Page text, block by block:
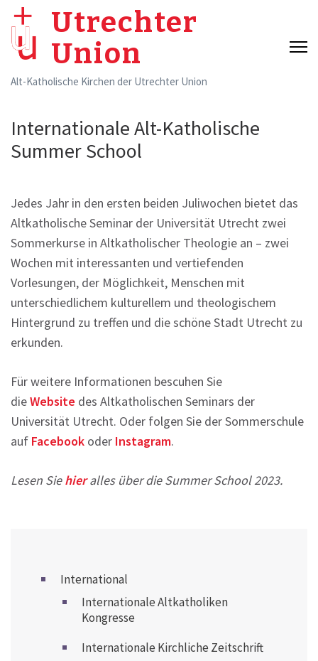
content
Enter)
Utrechter
Union
Alt-Katholische Kirchen der Utrechter Union
Internationale Alt-Katholische
Summer School
Jedes Jahr in den ersten beiden Juliwochen bietet das
Altkatholische Seminar der Universität Utrecht zwei
Sommerkurse in Altkatholischer Theologie an – zwei
Wochen mit interessanten und vertiefenden
Vorlesungen, der Möglichkeit, Menschen mit
unterschiedlichem kulturellem und theologischem
Hintergrund zu treffen und die schöne Stadt Utrecht zu
erkunden.
Für weitere Informationen bescuhen Sie
dieWebsite des Altkatholischen Seminars der
Universität Utrecht. Oder folgen Sie der Sommerschule
auf Facebook oder Instagram.
Lesen Siehieralles über die Summer School 2023.
International
Internationale Altkatholiken
Kongresse
Internationale Kirchliche Zeitschrift